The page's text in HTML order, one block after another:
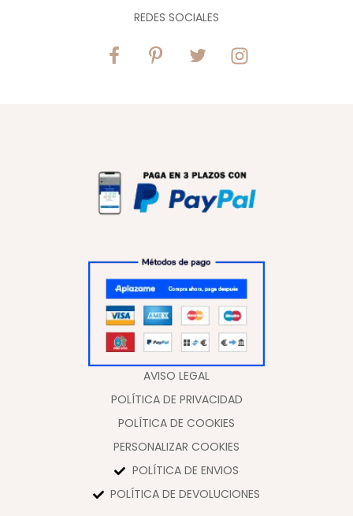
REDES SOCIALES
AVISO LEGAL
POLÍTICA DE PRIVACIDAD
POLÍTICA DE COOKIES
PERSONALIZAR COOKIES
POLÍTICA DE ENVIOS
POLÍTICA DE DEVOLUCIONES